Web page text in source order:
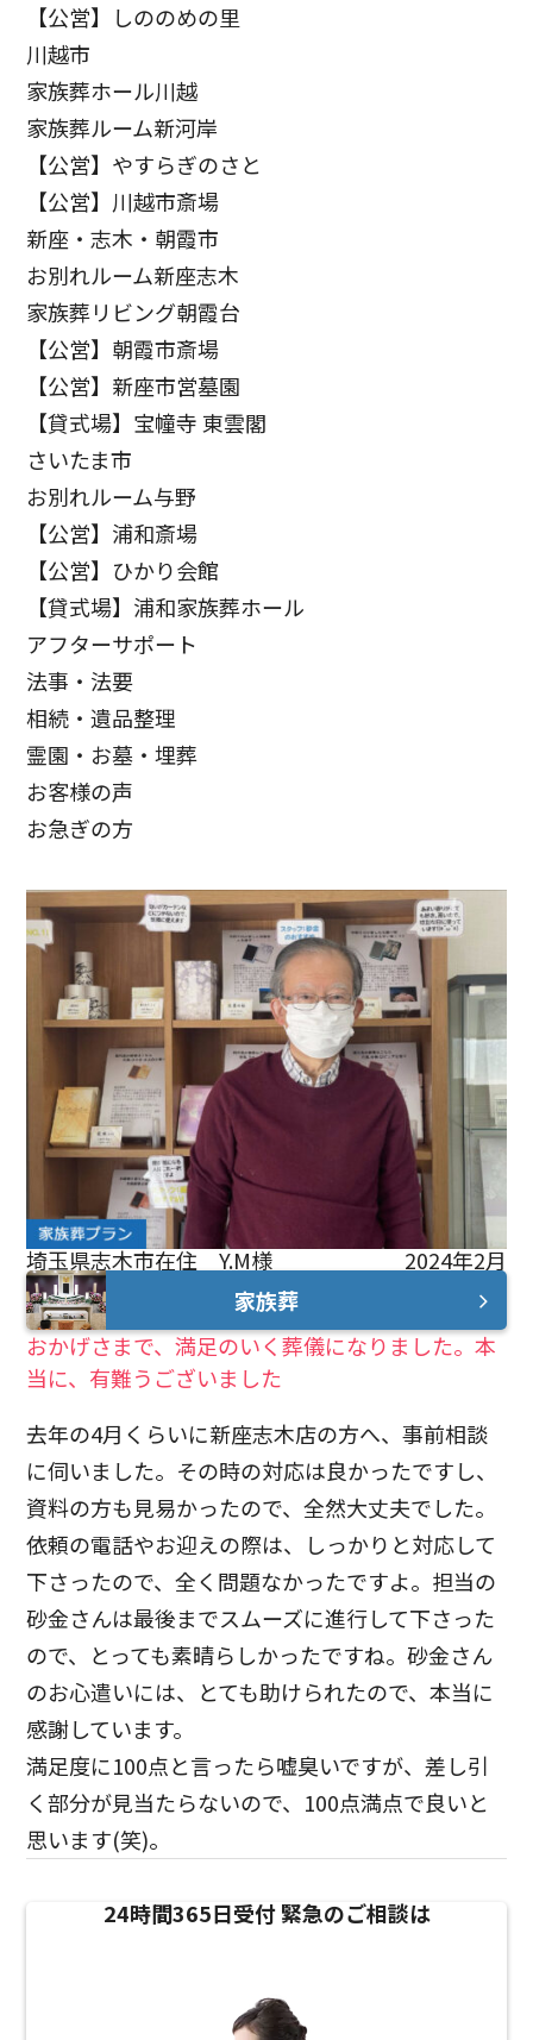
【公営】しののめの里
川越市
家族葬ホール川越
家族葬ルーム新河岸
【公営】やすらぎのさと
【公営】川越市斎場
新座・志木・朝霞市
お別れルーム新座志木
家族葬リビング朝霞台
【公営】朝霞市斎場
【公営】新座市営墓園
【貸式場】宝幢寺 東雲閣
さいたま市
お別れルーム与野
【公営】浦和斎場
【公営】ひかり会館
【貸式場】浦和家族葬ホール
アフターサポート
法事・法要
相続・遺品整理
霊園・お墓・埋葬
お客様の声
お急ぎの方
お客様からたくさんの感謝の声をいただきました
埼玉県志木市在住 Y.M様
2024年2月
家族葬
おかげさまで、満足のいく葬儀になりました。本
当に、有難うございました
去年の4月くらいに新座志木店の方へ、事前相談
に伺いました。その時の対応は良かったですし、
資料の方も見易かったので、全然大丈夫でした。
依頼の電話やお迎えの際は、しっかりと対応して
下さったので、全く問題なかったですよ。担当の
砂金さんは最後までスムーズに進行して下さった
ので、とっても素晴らしかったですね。砂金さん
のお心遣いには、とても助けられたので、本当に
感謝しています。
満足度に100点と言ったら嘘臭いですが、差し引
く部分が見当たらないので、100点満点で良いと
思います(笑)。
24時間365日受付緊急のご相談は